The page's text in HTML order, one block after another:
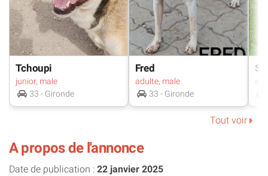
qui sauront nous comprendre et respecter nos
personnalités.
-Nous avons tout simplement besoin qu’on nous laisse
vivre notre vie comme nous l’entendons.
-Nous sommes indépendantes et aimons vivre à distance
des humains.
supportons pas les promenades en laisse.
-Nous avons vécu ensemble, mais aussi séparées pendant
Tchoupi
junior, male
33 - Gironde
Fred
adulte, male
33 - Gironde
Tout voir
A propos de l'annonce
Date de publication : 22 janvier 2025